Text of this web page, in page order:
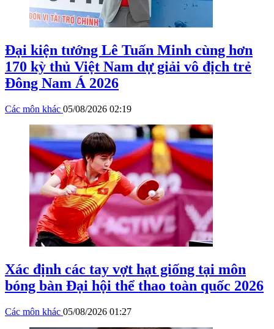
Đại kiện tướng Lê Tuấn Minh cùng hơn
170 kỳ thủ Việt Nam dự giải vô địch trẻ
Đông Nam Á 2026
Các môn khác 05/08/2026 02:19
Xác định các tay vợt hạt giống tại môn
bóng bàn Đại hội thể thao toàn quốc 2026
Các môn khác 05/08/2026 01:27